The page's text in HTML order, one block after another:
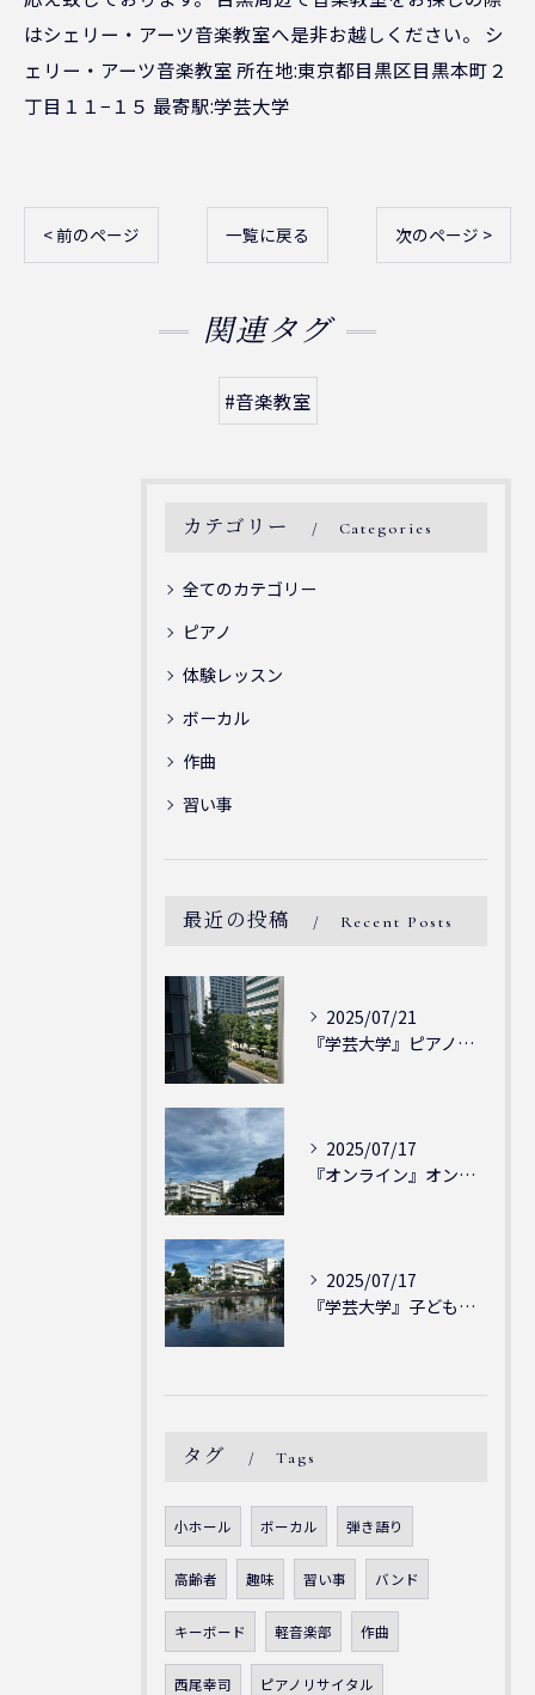
はシェリー・アーツ音楽教室へ是非お越しください。 シ
ェリー・アーツ音楽教室 所在地:東京都目黒区目黒本町２
丁目１１−１５ 最寄駅:学芸大学
< 前のページ 一覧に戻る 次のページ >
関連タグ
#音楽教室
カテゴリー Categories
全てのカテゴリー
ピアノ
体験レッスン
ボーカル
作曲
習い事
最近の投稿 Recent Posts
2025/07/21
『学芸大学』ピアノを弾ける喜び - シェリー・アーツ音楽教室...
2025/07/17
『オンライン』オンラインの会員様大募集中！シェリー・アーツ音...
2025/07/17
『学芸大学』子どもには子どもの表現が大切！シェリー・アーツ音...
タグ Tags
小ホール ボーカル 弾き語り
高齢者 趣味 習い事 バンド
キーボード 軽音楽部 作曲
西尾幸司 ピアノリサイタル